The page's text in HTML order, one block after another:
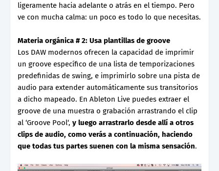
ligeramente hacia adelante o atrás en el tiempo. Pero
ve con mucha calma: un poco es todo lo que necesitas.
Materia orgánica # 2: Usa plantillas de groove
Los DAW modernos ofrecen la capacidad de imprimir
un groove específico de una lista de temporizaciones
predefinidas de swing, e imprimirlo sobre una pista de
audio para extender automáticamente sus transitorios
a dicho mapeado. En Ableton Live puedes extraer el
groove de una muestra o grabación arrastrando el clip
al ‘Groove Pool‘, y luego arrastrarlo desde allí a otros
clips de audio, como verás a continuación, haciendo
que todas tus partes suenen con la misma sensación.